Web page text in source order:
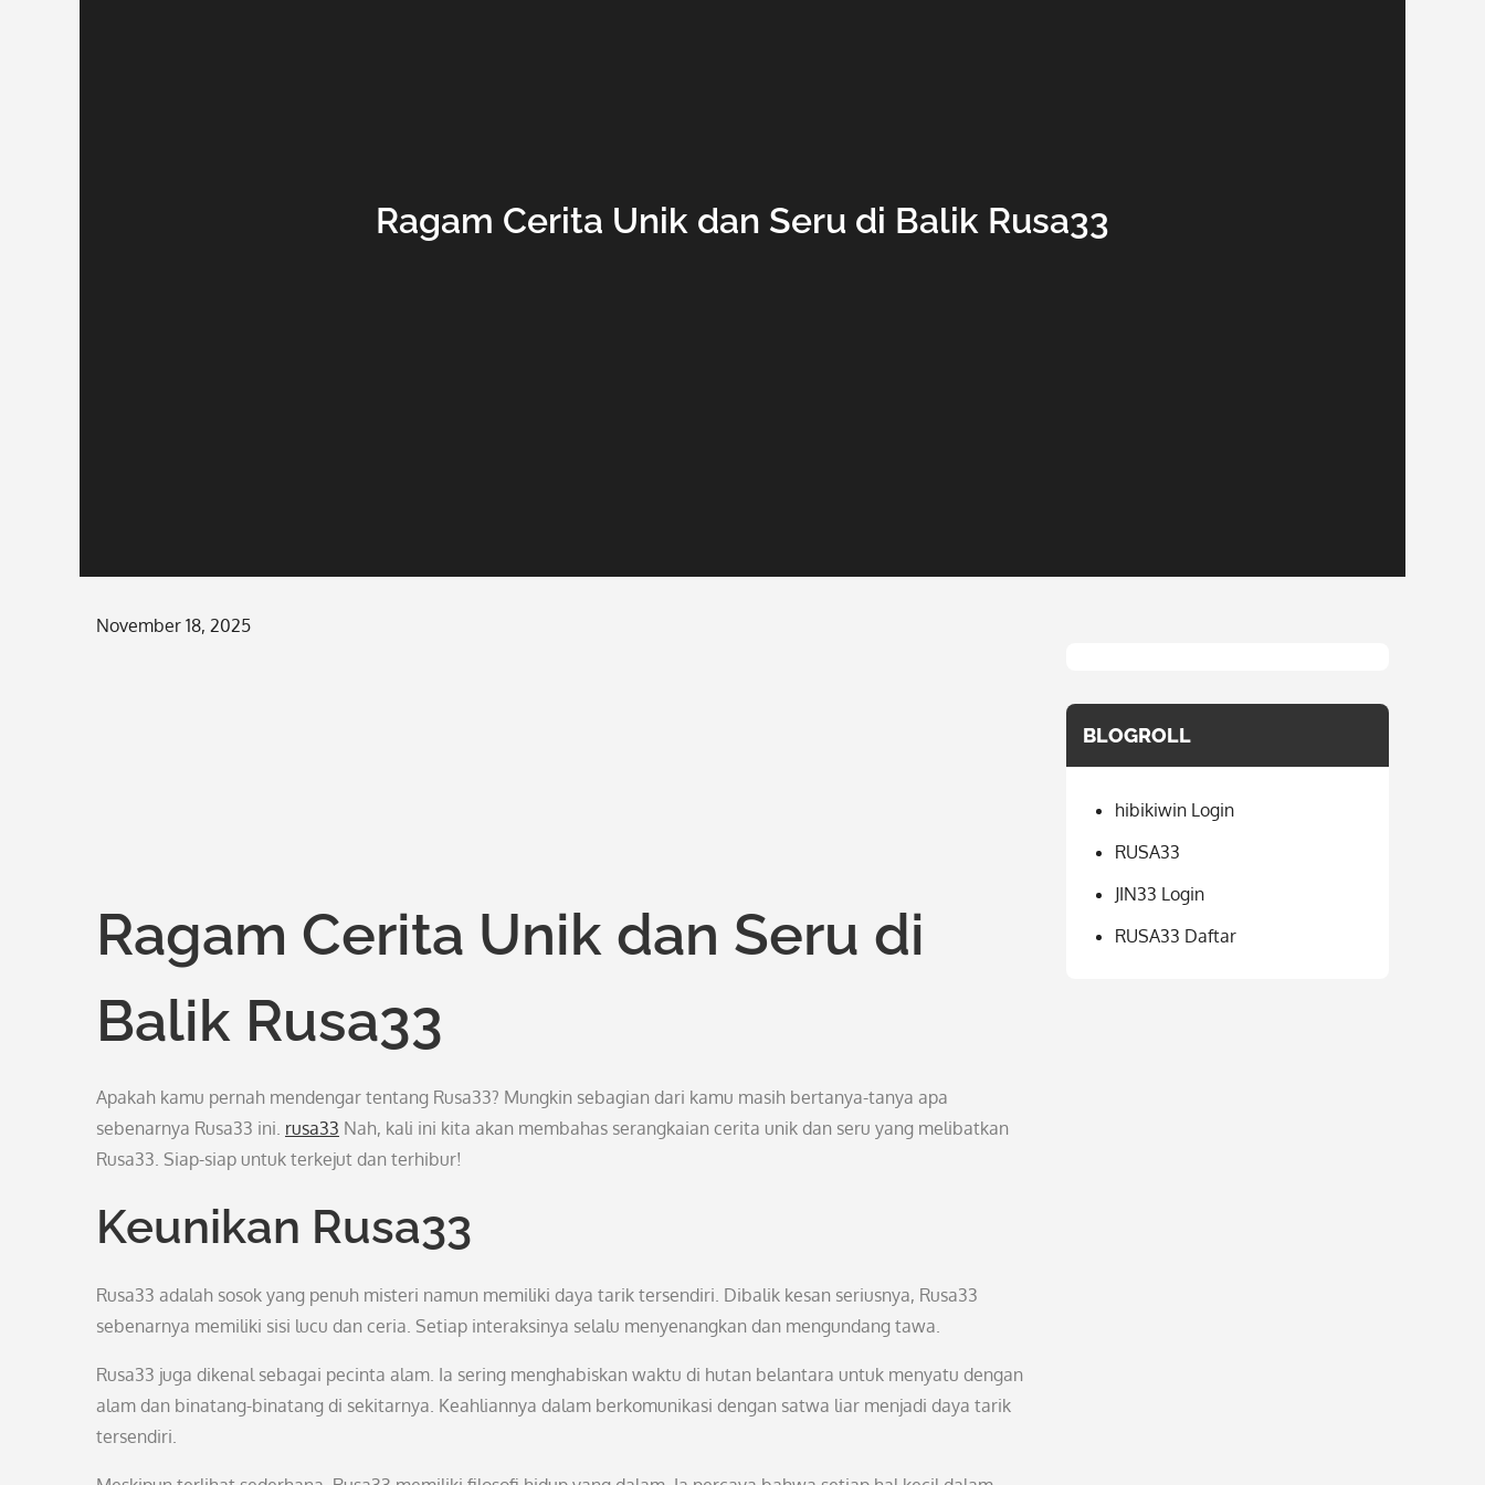
Ragam Cerita Unik dan Seru di Balik Rusa33
Posted
November 18, 2025
Ragam Cerita Unik dan Seru di
Balik Rusa33
Apakah kamu pernah mendengar tentang Rusa33? Mungkin sebagian dari kamu masih bertanya-tanya apa
sebenarnya Rusa33 ini. rusa33 Nah, kali ini kita akan membahas serangkaian cerita unik dan seru yang melibatkan
Rusa33. Siap-siap untuk terkejut dan terhibur!
Keunikan Rusa33
Rusa33 adalah sosok yang penuh misteri namun memiliki daya tarik tersendiri. Dibalik kesan seriusnya, Rusa33
sebenarnya memiliki sisi lucu dan ceria. Setiap interaksinya selalu menyenangkan dan mengundang tawa.
Rusa33 juga dikenal sebagai pecinta alam. Ia sering menghabiskan waktu di hutan belantara untuk menyatu dengan
alam dan binatang-binatang di sekitarnya. Keahliannya dalam berkomunikasi dengan satwa liar menjadi daya tarik
tersendiri.
BLOGROLL
hibikiwin Login
RUSA33
JIN33 Login
RUSA33 Daftar